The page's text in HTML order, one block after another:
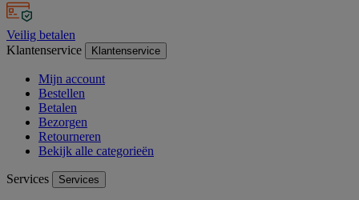
Veilig betalen
Klantenservice
Klantenservice
Mijn account
Bestellen
Betalen
Bezorgen
Retourneren
Bekijk alle categorieën
Services Services